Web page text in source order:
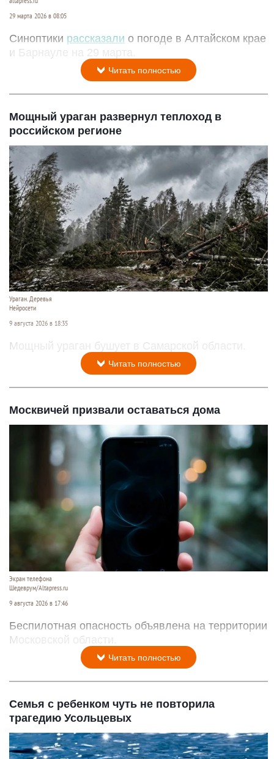
29 марта 2026 в 08:05
Синоптики рассказали о погоде в Алтайском крае
и Барнауле на 29 марта.
Читать полностью
Мощный ураган развернул теплоход в
российском регионе
Ураган. Деревья
Нейросети
9 августа 2026 в 18:35
Мощный ураган бушует в Самарской области.
Читать полностью
Москвичей призвали оставаться дома
Экран телефона
Шедеврум/Altapress.ru
9 августа 2026 в 17:46
Беспилотная опасность объявлена на территории
Московской области.
Читать полностью
Семья с ребенком чуть не повторила
трагедию Усольцевых